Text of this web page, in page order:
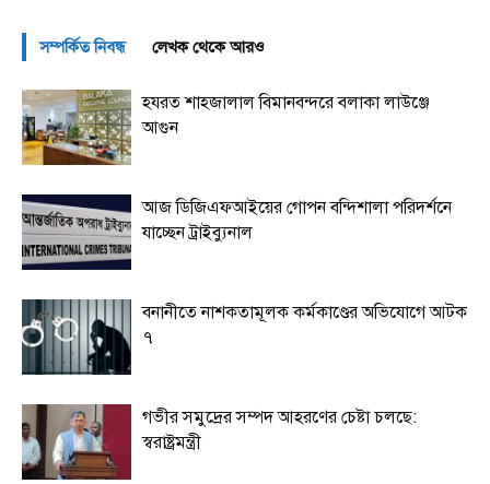
সম্পর্কিত নিবন্ধ লেখক থেকে আরও
হযরত শাহজালাল বিমানবন্দরে বলাকা লাউঞ্জে
আগুন
আজ ডিজিএফআইয়ের গোপন বন্দিশালা পরিদর্শনে
যাচ্ছেন ট্রাইব্যুনাল
বনানীতে নাশকতামূলক কর্মকাণ্ডের অভিযোগে আটক
৭
গভীর সমুদ্রের সম্পদ আহরণের চেষ্টা চলছে:
স্বরাষ্ট্রমন্ত্রী